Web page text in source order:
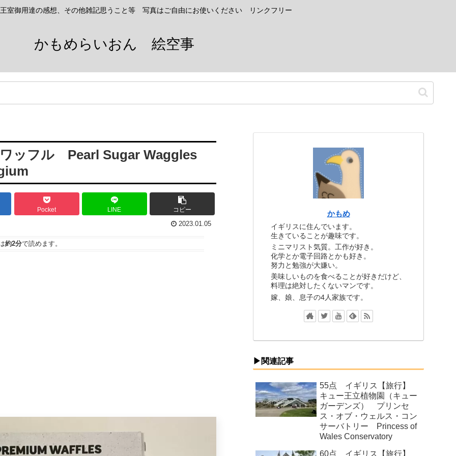
室御用達の感想、その他雑記思うこと等 写真はご自由にお使いください リンクフリー
かもめらいおん 絵空事
ッフル Pearl Sugar Waggles
Pocket LINE コピー
2023.01.05
約2分で読めます。
かもめ
イギリスに住んでいます。
生きていることが趣味です。
ミニマリスト気質。工作が好き。
化学とか電子回路とかも好き。
努力と勉強が大嫌い。
美味しいものを食べることが好きだけど、
料理は絶対したくないマンです。
嫁、娘、息子の4人家族です。
▶関連記事
55点 イギリス【旅行】
キュー王立植物園（キュー
ガーデンズ） プリンセ
ス・オブ・ウェルス・コン
サーバトリー Princess of
Wales Conservatory
60点 イギリス【旅行】